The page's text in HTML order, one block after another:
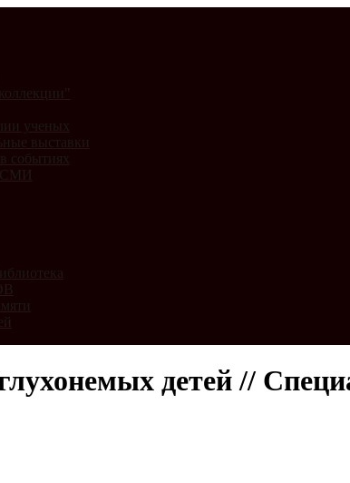
ученых
выставки
событиях
СМИ
детей //